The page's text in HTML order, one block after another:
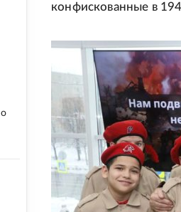
конфискованные в